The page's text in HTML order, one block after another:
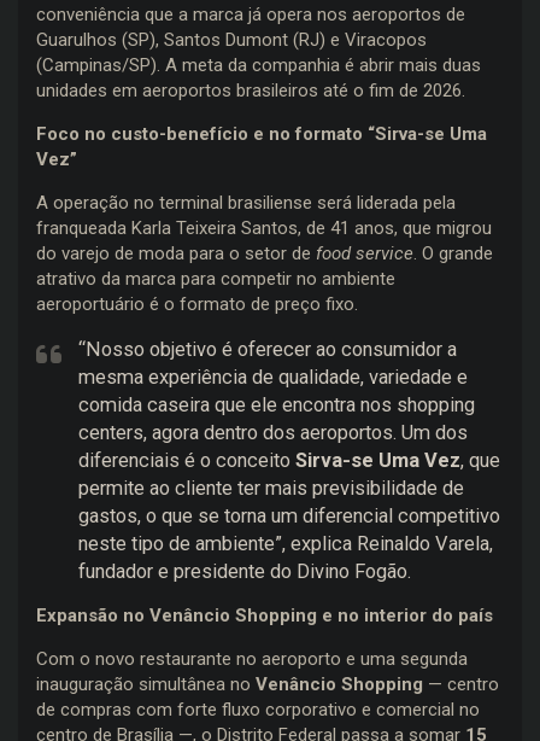
conveniência que a marca já opera nos aeroportos de
Guarulhos (SP), Santos Dumont (RJ) e Viracopos
(Campinas/SP). A meta da companhia é abrir mais duas
unidades em aeroportos brasileiros até o fim de 2026.
Foco no custo-benefício e no formato “Sirva-se Uma
Vez”
A operação no terminal brasiliense será liderada pela
franqueada Karla Teixeira Santos, de 41 anos, que migrou
do varejo de moda para o setor de food service. O grande
atrativo da marca para competir no ambiente
aeroportuário é o formato de preço fixo.
“Nosso objetivo é oferecer ao consumidor a
mesma experiência de qualidade, variedade e
comida caseira que ele encontra nos shopping
centers, agora dentro dos aeroportos. Um dos
diferenciais é o conceito Sirva-se Uma Vez, que
permite ao cliente ter mais previsibilidade de
gastos, o que se torna um diferencial competitivo
neste tipo de ambiente”, explica Reinaldo Varela,
fundador e presidente do Divino Fogão.
Expansão no Venâncio Shopping e no interior do país
Com o novo restaurante no aeroporto e uma segunda
inauguração simultânea no Venâncio Shopping — centro
de compras com forte fluxo corporativo e comercial no
centro de Brasília —, o Distrito Federal passa a somar 15